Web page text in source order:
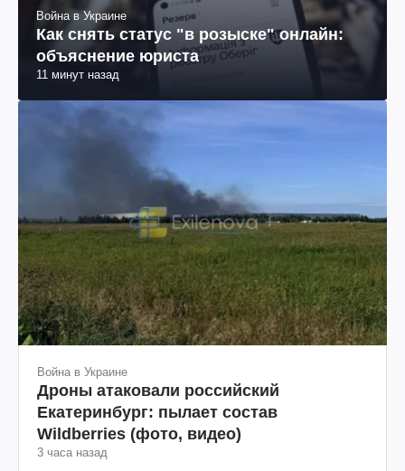
Война в Украине
Как снять статус "в розыске" онлайн:
объяснение юриста
11 минут назад
Война в Украине
Дроны атаковали российский
Екатеринбург: пылает состав
Wildberries (фото, видео)
3 часа назад